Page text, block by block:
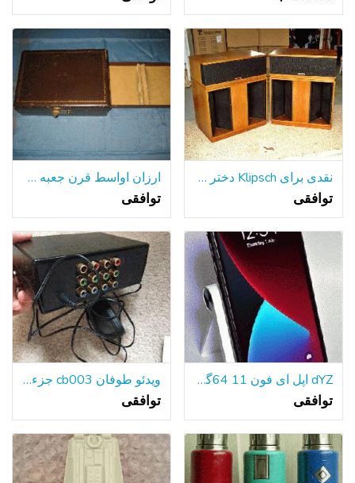
نقدی برای Klipsch دختر خوشگل خود را و یا لا اسکالا
توافقی
ارزان اواسط قرن جعبه طلا و جواهر
توافقی
dYZ اپل آی فون 11 64گیگابایت سیاه A2111 تی موبایل/با حداکثر سرعت دویدن گارانتی!
توافقی
ویدئو طوفان cb003 جزء ویدئو توزیع آمپر
توافقی